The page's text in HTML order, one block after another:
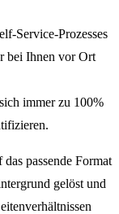
Service-Prozesses
bei Ihnen vor Ort
immer zu 100%
passende Format
gelöst und